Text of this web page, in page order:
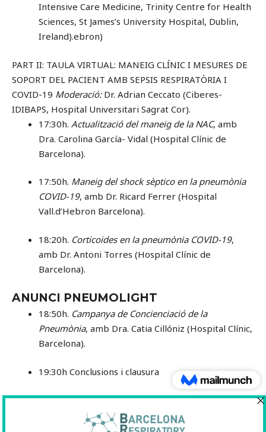
Intensive Care Medicine, Trinity Centre for Health
Sciences, St James’s University Hospital, Dublin,
Ireland).ebron)
PART II: TAULA VIRTUAL: MANEIG CLÍNIC I MESURES DE
SOPORT DEL PACIENT AMB SEPSIS RESPIRATÒRIA I
COVID-19 Moderació:Dr. Adrian Ceccato (Ciberes-
IDIBAPS, Hospital Universitari Sagrat Cor).
17:30h. Actualització del maneig de la NAC, amb
Dra. Carolina García- Vidal (Hospital Clínic de
Barcelona).
17:50h. Maneig del shock sèptico en la pneumònia
COVID-19, amb Dr. Ricard Ferrer (Hospital
Vall.d’Hebron Barcelona).
18:20h. Corticoides en la pneumònia COVID-19,
amb Dr. Antoni Torres (Hospital Clínic de
Barcelona).
ANUNCI PNEUMOLIGHT
18:50h. Campanya de Concienciació de la
Pneumònia, amb Dra. Catia Cillóniz (Hospital Clínic,
Barcelona).
19:30h Conclusions i clausura